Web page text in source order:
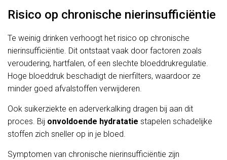
Risico op chronische nierinsufficiëntie
Te weinig drinken verhoogt het risico op chronische
nierinsufficiëntie. Dit ontstaat vaak door factoren zoals
veroudering, hartfalen, of een slechte bloeddrukregulatie.
Hoge bloeddruk beschadigt de nierfilters, waardoor ze
minder goed afvalstoffen verwijderen.
Ook suikerziekte en aderverkalking dragen bij aan dit
proces. Bij onvoldoende hydratatie stapelen schadelijke
stoffen zich sneller op in je bloed.
Symptomen van chronische nierinsufficiëntie zijn